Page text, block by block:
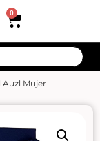
0
Mujer